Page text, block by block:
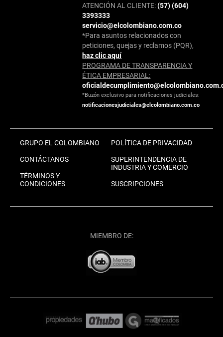
ATENCIÓN AL CLIENTE:(57) (604)
3393333
servicio@elcolombiano.com.co
*Para asuntos relacionados con
peticiones, quejas y reclamos (PQR),
haz clic aquí
PROGRAMA DE TRANSPARENCIA Y
ÉTICA EMPRESARIAL:
*Buzón exclusivo para notificaciones judiciales:
notificacionesjudiciales@elcolombiano.com.co
GRUPO EL COLOMBIANO
CONTÁCTANOS
TÉRMINOS Y
CONDICIONES
POLÍTICA DE PRIVACIDAD
SUPERINTENDENCIA DE
INDUSTRIA Y COMERCIO
SUSCRIPCIONES
MIEMBRO DE: